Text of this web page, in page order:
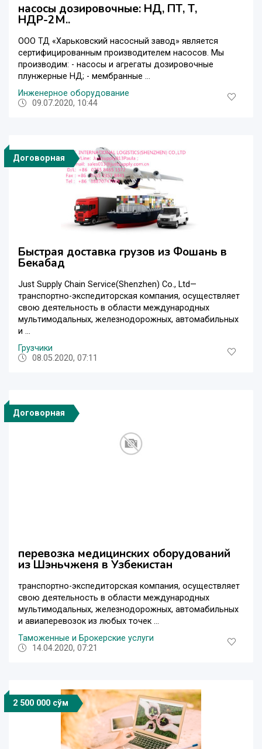
насосы дозировочные: НД, ПТ, Т,
НДР-2М..
ООО ТД «Харьковский насосный завод» является
сертифицированным производителем насосов. Мы
производим: - насосы и агрегаты дозировочные
плунжерные НД; - мембранные ...
Инженерное оборудование
09.07.2020, 10:44
Договорная
Быстрая доставка грузов из Фошань в
Бекабад
Just Supply Chain Service(Shenzhen) Co., Ltd—
транспортно-экспедиторская компания, осуществляет
свою деятельность в области международных
мультимодальных, железнодорожных, автомабильных
и ...
Грузчики
08.05.2020, 07:11
Договорная
перевозка медицинских оборудований
из Шэньчженя в Узбекистан
транспортно-экспедиторская компания, осуществляет
свою деятельность в области международных
мультимодальных, железнодорожных, автомабильных
и авиаперевозок из любых точек ...
Таможенные и Брокерские услуги
14.04.2020, 07:21
2 500 000 сўм